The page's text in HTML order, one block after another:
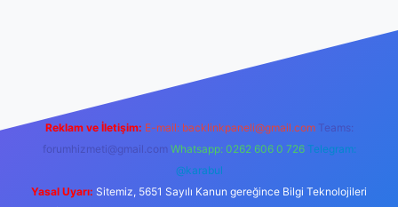
Reklam ve İletişim: E-mail: backlinkpaneli@gmail.com Teams:
forumhizmeti@gmail.com Whatsapp: 0262 606 0 726 Telegram:
@karabul
Yasal Uyarı: Sitemiz, 5651 Sayılı Kanun gereğince Bilgi Teknolojileri